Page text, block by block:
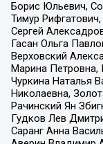
Борис Юльевич,
Тимур
Сергей
Гасан Ольга
Верховский
Марина Петровна,
Чуркина Наталья
Николаевна,
Рачинский Ян
Гудков Лев
Саранг Анна